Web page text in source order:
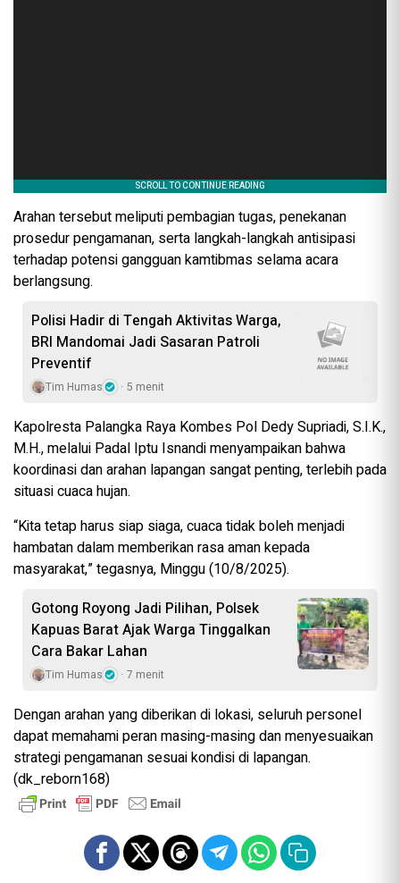
Arahan tersebut meliputi pembagian tugas, penekanan
prosedur pengamanan, serta langkah-langkah antisipasi
terhadap potensi gangguan kamtibmas selama acara
berlangsung.
Polisi Hadir di Tengah Aktivitas Warga,
BRI Mandomai Jadi Sasaran Patroli
Preventif
Tim Humas 5 menit
Kapolresta Palangka Raya Kombes Pol Dedy Supriadi, S.I.K.,
M.H., melalui Padal Iptu Isnandi menyampaikan bahwa
koordinasi dan arahan lapangan sangat penting, terlebih pada
situasi cuaca hujan.
“Kita tetap harus siap siaga, cuaca tidak boleh menjadi
hambatan dalam memberikan rasa aman kepada
masyarakat,” tegasnya, Minggu (10/8/2025).
Gotong Royong Jadi Pilihan, Polsek
Kapuas Barat Ajak Warga Tinggalkan
Cara Bakar Lahan
Tim Humas 7 menit
Dengan arahan yang diberikan di lokasi, seluruh personel
dapat memahami peran masing-masing dan menyesuaikan
strategi pengamanan sesuai kondisi di lapangan.
(dk_reborn168)